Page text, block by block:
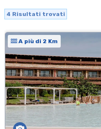
4 Risultati trovati
A più di 2 Km